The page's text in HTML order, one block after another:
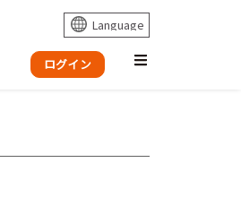
ログイン